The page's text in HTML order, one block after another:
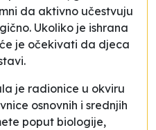
da aktivno učestvuju
Ukoliko je ishrana
je očekivati da djeca
.
je radionice u okviru
osnovnih i srednjih
poput biologije,